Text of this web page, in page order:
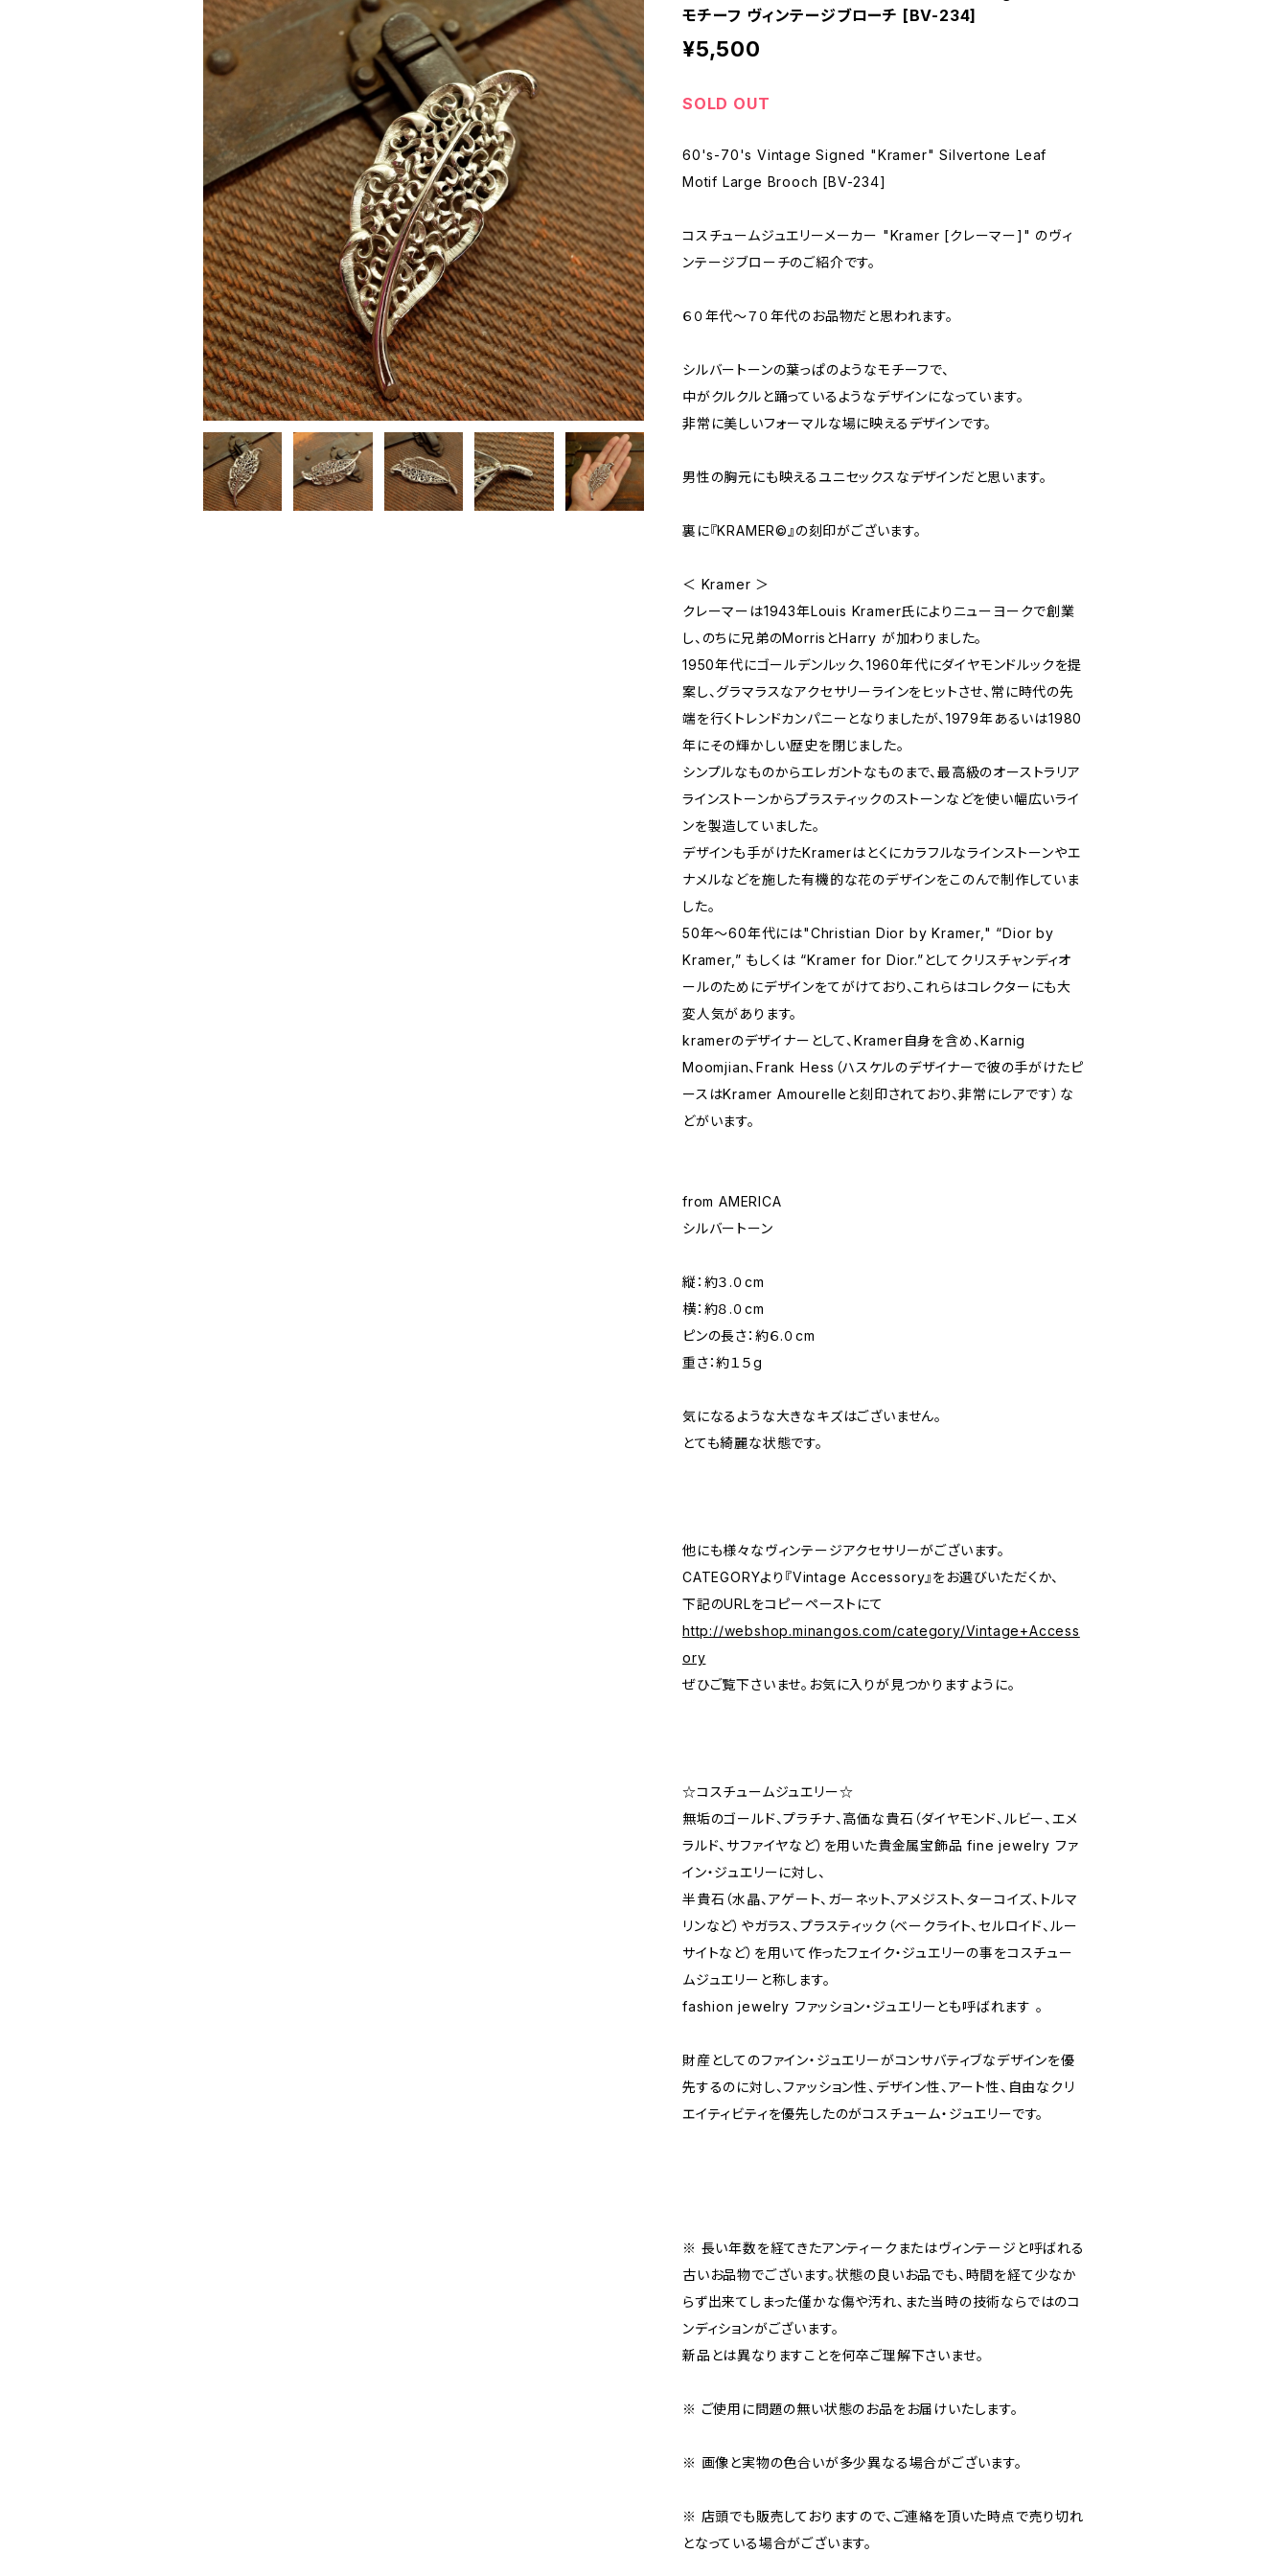
モチーフ ヴィンテージブローチ [BV-234]
¥5,500
SOLD OUT
60's-70's Vintage Signed "Kramer" Silvertone Leaf
Motif Large Brooch [BV-234]
コスチュームジュエリーメーカー "Kramer [クレーマー]" のヴィ
ンテージブローチのご紹介です。
６０年代〜７０年代のお品物だと思われます。
シルバートーンの葉っぱのようなモチーフで、
中がクルクルと踊っているようなデザインになっています。
非常に美しいフォーマルな場に映えるデザインです。
男性の胸元にも映えるユニセックスなデザインだと思います。
裏に『KRAMER©』の刻印がございます。
＜ Kramer ＞
クレーマーは1943年Louis Kramer氏によりニューヨークで創業
し、のちに兄弟のMorrisとHarry が加わりました。
1950年代にゴールデンルック、1960年代にダイヤモンドルックを提
案し、グラマラスなアクセサリーラインをヒットさせ、常に時代の先
端を行くトレンドカンパニーとなりましたが、1979年あるいは1980
年にその輝かしい歴史を閉じました。
シンプルなものからエレガントなものまで、最高級のオーストラリア
ラインストーンからプラスティックのストーンなどを使い幅広いライ
ンを製造していました。
デザインも手がけたKramerはとくにカラフルなラインストーンやエ
ナメルなどを施した有機的な花のデザインをこのんで制作していま
した。
50年〜60年代には"Christian Dior by Kramer," “Dior by
Kramer,” もしくは “Kramer for Dior.”としてクリスチャンディオ
ールのためにデザインをてがけており、これらはコレクターにも大
変人気があります。
kramerのデザイナーとして、Kramer自身を含め、Karnig
Moomjian、Frank Hess（ハスケルのデザイナーで彼の手がけたピ
ースはKramer Amourelleと刻印されており、非常にレアです）な
どがいます。
from AMERICA
シルバートーン
縦：約３.０cm
横：約８.０cm
ピンの長さ：約６.０cm
重さ：約１５g
気になるような大きなキズはございません。
とても綺麗な状態です。
他にも様々なヴィンテージアクセサリーがございます。
CATEGORYより『Vintage Accessory』をお選びいただくか、
下記のURLをコピーペーストにて
http://webshop.minangos.com/category/Vintage+Access
ory
ぜひご覧下さいませ。お気に入りが見つかりますように。
☆コスチュームジュエリー☆
無垢のゴールド、プラチナ、高価な貴石（ダイヤモンド、ルビー、エメ
ラルド、サファイヤなど）を用いた貴金属宝飾品 fine jewelry ファ
イン・ジュエリーに対し、
半貴石（水晶、アゲート、ガーネット、アメジスト、ターコイズ、トルマ
リンなど）やガラス、プラスティック（ベークライト、セルロイド、ルー
サイトなど）を用いて作ったフェイク・ジュエリーの事をコスチュー
ムジュエリーと称します。
fashion jewelry ファッション・ジュエリーとも呼ばれます 。
財産としてのファイン・ジュエリーがコンサバティブなデザインを優
先するのに対し、ファッション性、デザイン性、アート性、自由なクリ
エイティビティを優先したのがコスチューム・ジュエリーです。
※ 長い年数を経てきたアンティークまたはヴィンテージと呼ばれる
古いお品物でございます。状態の良いお品でも、時間を経て少なか
らず出来てしまった僅かな傷や汚れ、また当時の技術ならではのコ
ンディションがございます。
新品とは異なりますことを何卒ご理解下さいませ。
※ ご使用に問題の無い状態のお品をお届けいたします。
※ 画像と実物の色合いが多少異なる場合がございます。
※ 店頭でも販売しておりますので、ご連絡を頂いた時点で売り切れ
となっている場合がございます。